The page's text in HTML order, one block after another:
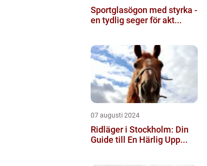
Sportglasögon med styrka -
en tydlig seger för akt...
07 augusti 2024
Ridläger i Stockholm: Din
Guide till En Härlig Upp...